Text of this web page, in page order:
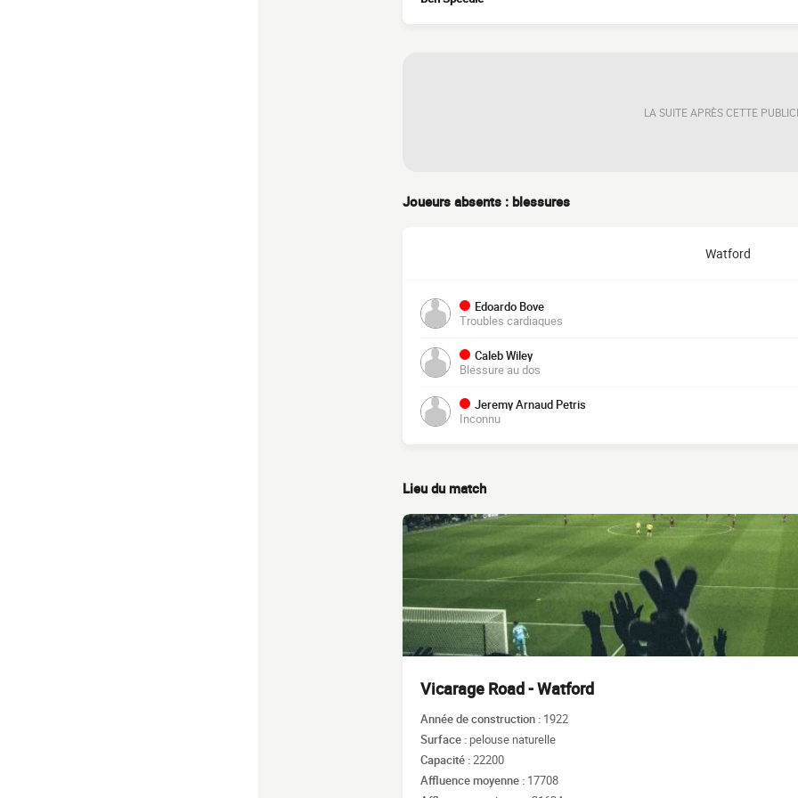
LA SUITE APRÈS CETTE
Joueurs absents : blessures
Watford
Edoardo Bove
Troubles cardiaques
Caleb Wiley
Blessure au dos
Jeremy Arnaud Petris
Inconnu
Lieu du match
Vicarage Road - Watford
Année de construction : 1922
Surface : pelouse naturelle
Capacité :22200
Affluence moyenne : 17708